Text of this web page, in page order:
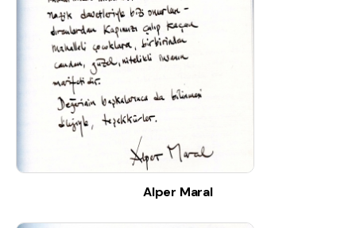
Alper Maral